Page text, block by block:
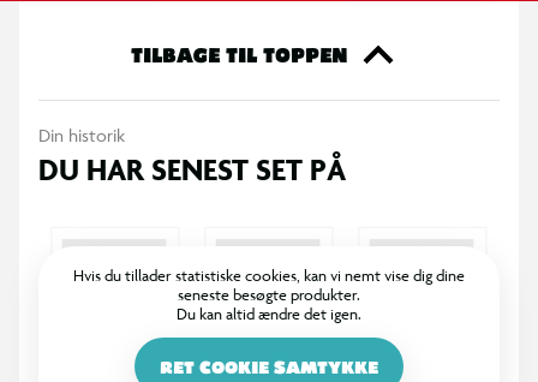
Enhjørningeakademiet (sælges separat). Til børn, der elsker
Enhjørningeakadamiet en perfekt gave til enhver anledning.
Bring magien fra Enhjørningeakademiet hjem med Ava-dukken.
TILBAGE TIL TOPPEN
Din historik
DU HAR SENEST SET PÅ
Hvis du tillader statistiske cookies, kan vi nemt vise dig dine
seneste besøgte produkter.
Du kan altid ændre det igen.
RET COOKIE SAMTYKKE